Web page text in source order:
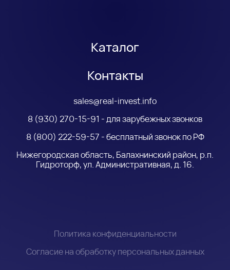
Каталог
Контакты
sales@real-invest.info
8 (930) 270-15-91 - для зарубежных звонков
8 (800) 222-59-57 - бесплатный звонок по РФ
Нижегородская область, Балахнинский район, р.п.
Гидроторф, ул. Административная, д. 16.
Политика конфиденциальности
Согласие на обработку персональных данных